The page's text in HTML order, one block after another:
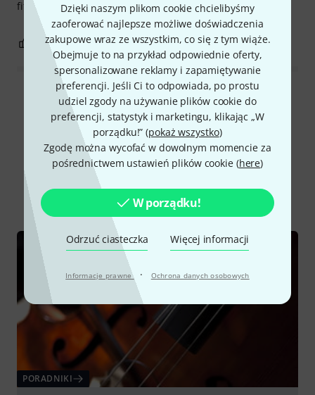
Dzięki naszym plikom cookie chcielibyśmy
zaoferować najlepsze możliwe doświadczenia
zakupowe wraz ze wszystkim, co się z tym wiąże.
Obejmuje to na przykład odpowiednie oferty,
spersonalizowane reklamy i zapamiętywanie
preferencji. Jeśli Ci to odpowiada, po prostu
udziel zgody na używanie plików cookie do
preferencji, statystyk i marketingu, klikając „W
porządku!” (pokaż wszystko)
Zgodę można wycofać w dowolnym momencie za
pośrednictwem ustawień plików cookie (here)
W porządku!
Odrzuć ciasteczka Więcej informacji
Informacje prawne · Ochrona danych osobowych
fits my 7/8 sized doublebass perfectly.
0 ZGŁOŚ NADUŻYCIE
Wszystkie oceny
Czy wiesz że?
Wszystko Poradniki
PORADNIKI